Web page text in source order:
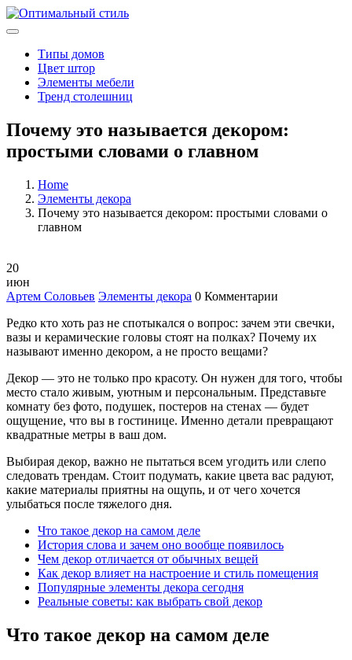
Типы домов
Цвет штор
Элементы мебели
Тренд столешниц
Почему это называется декором:
простыми словами о главном
Home
Элементы декора
Почему это называется декором: простыми словами о
главном
20
июн
Артем Соловьев Элементы декора 0 Комментарии
Редко кто хоть раз не спотыкался о вопрос: зачем эти свечки,
вазы и керамические головы стоят на полках? Почему их
называют именно декором, а не просто вещами?
Декор — это не только про красоту. Он нужен для того, чтобы
место стало живым, уютным и персональным. Представьте
комнату без фото, подушек, постеров на стенах — будет
ощущение, что вы в гостинице. Именно детали превращают
квадратные метры в ваш дом.
Выбирая декор, важно не пытаться всем угодить или слепо
следовать трендам. Стоит подумать, какие цвета вас радуют,
какие материалы приятны на ощупь, и от чего хочется
улыбаться после тяжелого дня.
Что такое декор на самом деле
История слова и зачем оно вообще появилось
Чем декор отличается от обычных вещей
Как декор влияет на настроение и стиль помещения
Популярные элементы декора сегодня
Реальные советы: как выбрать свой декор
Что такое декор на самом деле